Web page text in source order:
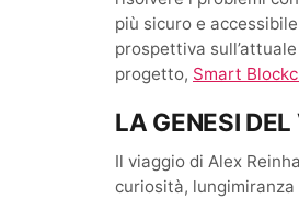
più sicuro e
prospettiva
progetto, Smart
LA GENESI
Il viaggio di Alex
curiosità,